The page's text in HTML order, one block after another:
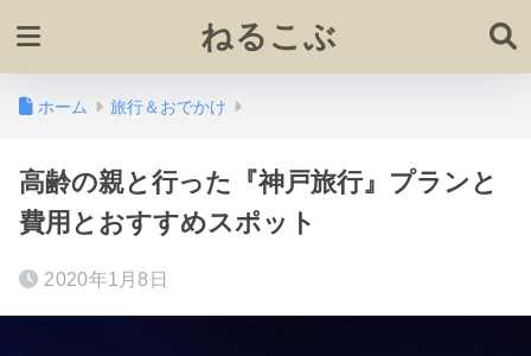
ねるこぶ
ホーム 旅行＆おでかけ
高齢の親と行った『神戸旅行』プランと
費用とおすすめスポット
2020年1月8日